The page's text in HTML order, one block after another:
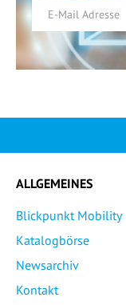
ALLGEMEINES
Blickpunkt Mobility
Katalogbörse
Newsarchiv
Kontakt